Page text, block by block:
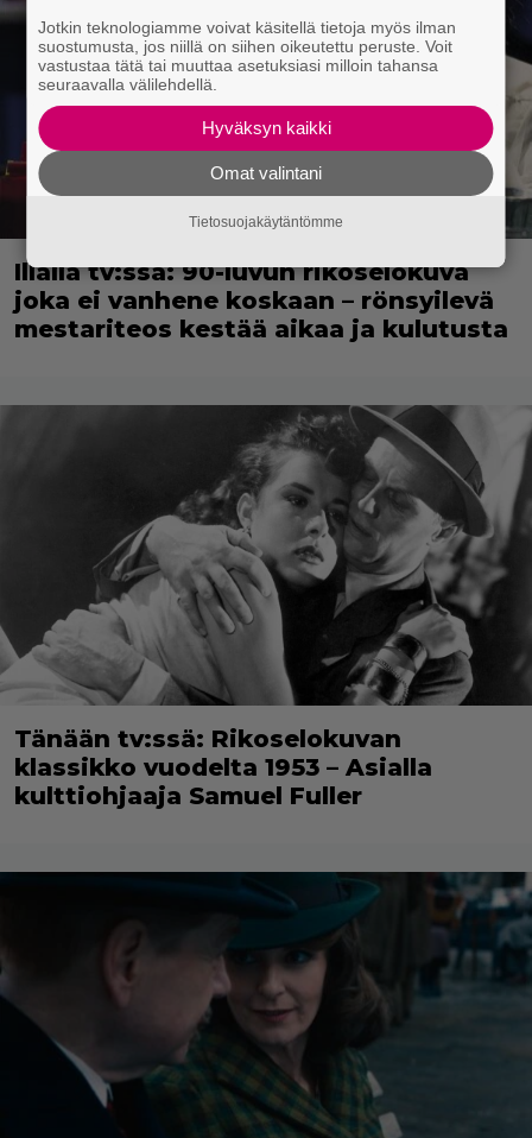
Illalla tv:ssä: 90-luvun rikoselokuva
joka ei vanhene koskaan – rönsyilevä
mestariteos kestää aikaa ja kulutusta
Tänään tv:ssä: Rikoselokuvan
klassikko vuodelta 1953 – Asialla
kulttiohjaaja Samuel Fuller
Jotkin teknologiamme voivat käsitellä tietoja myös ilman
suostumusta, jos niillä on siihen oikeutettu peruste. Voit
vastustaa tätä tai muuttaa asetuksiasi milloin tahansa
seuraavalla välilehdellä.
Hyväksyn kaikki
Omat valintani
Tietosuojakäytäntömme